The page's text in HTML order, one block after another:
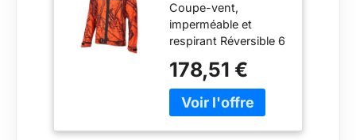
Moblaze Marron
- M
Coupe-vent,
imperméable et
respirant Réversible 6
côté Zips de
ventilation sous les
bras Encolure : non
178,51 €